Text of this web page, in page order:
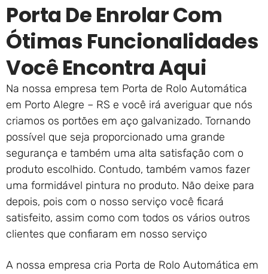
Porta De Enrolar Com
Ótimas Funcionalidades
Você Encontra Aqui
Na nossa empresa tem Porta de Rolo Automática
em Porto Alegre – RS e você irá averiguar que nós
criamos os portões em aço galvanizado. Tornando
possível que seja proporcionado uma grande
segurança e também uma alta satisfação com o
produto escolhido. Contudo, também vamos fazer
uma formidável pintura no produto. Não deixe para
depois, pois com o nosso serviço você ficará
satisfeito, assim como com todos os vários outros
clientes que confiaram em nosso serviço
A nossa empresa cria Porta de Rolo Automática em